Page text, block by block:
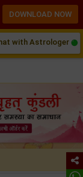
with Astrologer
DOWNLOAD NOW